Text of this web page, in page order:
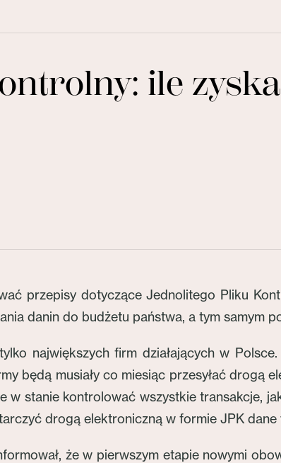
ile
przepisy dotyczące Jednolitego Pliku
danin do budżetu państwa, a tym samym
największych firm działających w
będą musiały co miesiąc przesyłać drogą
w stanie kontrolować wszystkie transakcje,
drogą elektroniczną w formie JPK dane
że w pierwszym etapie nowymi